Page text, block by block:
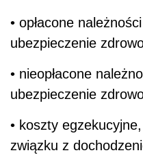
• opłacone
ubezpieczenie
• nieopłacone
ubezpieczenie
• koszty
związku z